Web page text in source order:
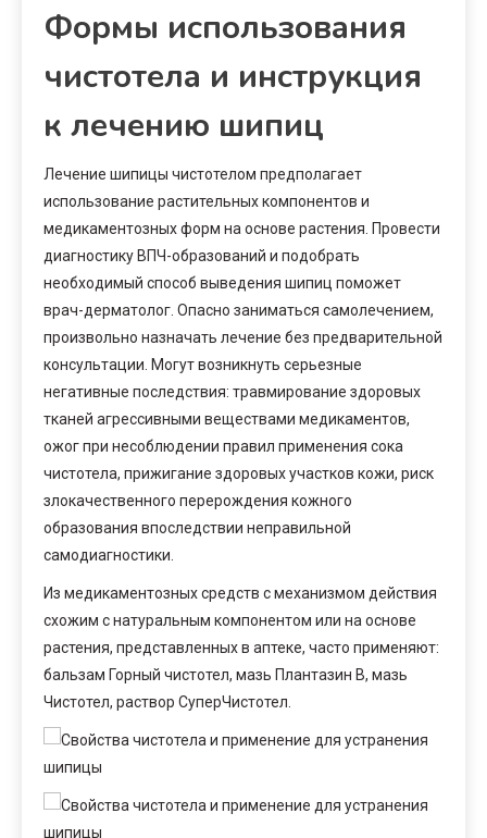
Формы использования
чистотела и инструкция
к лечению шипиц
Лечение шипицы чистотелом предполагает
использование растительных компонентов и
медикаментозных форм на основе растения. Провести
диагностику ВПЧ-образований и подобрать
необходимый способ выведения шипиц поможет
врач-дерматолог. Опасно заниматься самолечением,
произвольно назначать лечение без предварительной
консультации. Могут возникнуть серьезные
негативные последствия: травмирование здоровых
тканей агрессивными веществами медикаментов,
ожог при несоблюдении правил применения сока
чистотела, прижигание здоровых участков кожи, риск
злокачественного перерождения кожного
образования впоследствии неправильной
самодиагностики.
Из медикаментозных средств с механизмом действия
схожим с натуральным компонентом или на основе
растения, представленных в аптеке, часто применяют:
бальзам Горный чистотел, мазь Плантазин В, мазь
Чистотел, раствор СуперЧистотел.